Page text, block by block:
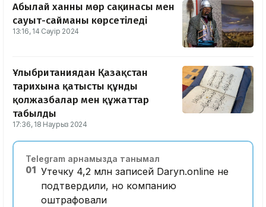
Абылай ханның мөр сақинасы мен
сауыт-сайманы көрсетіледі
13:16, 14 Сәуір 2024
Ұлыбританиядан Қазақстан
тарихына қатысты құнды
қолжазбалар мен құжаттар
табылды
17:36, 18 Наурыз 2024
Telegram арнамызда танымал
01 Утечку 4,2 млн записей Daryn.online не
подтвердили, но компанию
оштрафовали